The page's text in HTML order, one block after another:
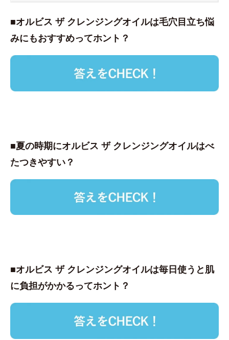
■オルビス ザ クレンジングオイルは毛穴目立ち悩
みにもおすすめってホント？
■夏の時期にオルビス ザ クレンジングオイルはべ
たつきやすい？
■オルビス ザ クレンジングオイルは毎日使うと肌
に負担がかかるってホント？